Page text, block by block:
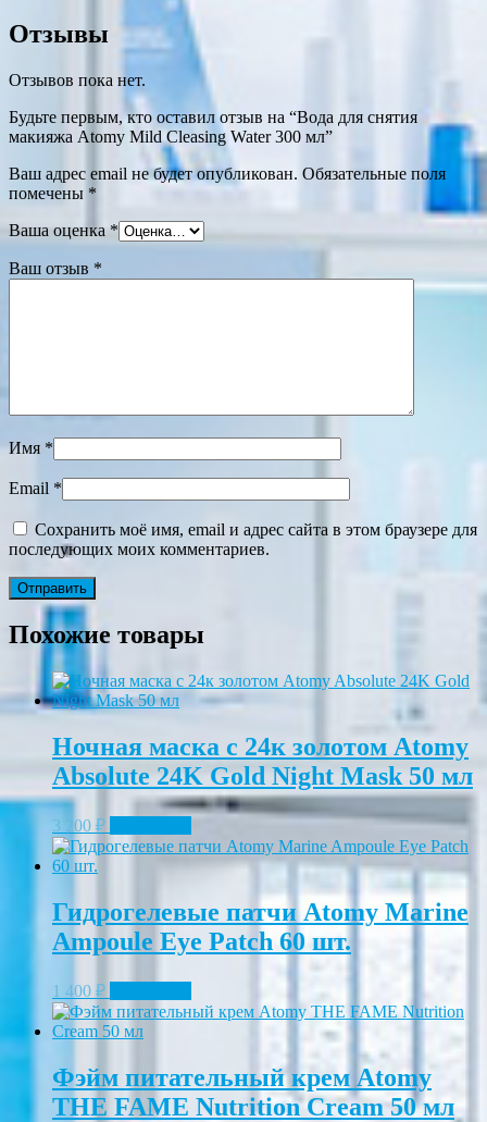
Отзывы
Отзывов пока нет.
Будьте первым, кто оставил отзыв на “Вода для снятия
макияжа Atomy Mild Cleasing Water 300 мл”
Ваш адрес email не будет опубликован. Обязательные поля
помечены *
Ваша оценка *
Ваш отзыв *
Имя *
Email *
Сохранить моё имя, email и адрес сайта в этом браузере для
последующих моих комментариев.
Похожие товары
Ночная маска с 24к золотом Atomy
Absolute 24K Gold Night Mask 50 мл
3 200 ₽
Гидрогелевые патчи Atomy Marine
Ampoule Eye Patch 60 шт.
1 400 ₽
Фэйм питательный крем Atomy
THE FAME Nutrition Cream 50 мл